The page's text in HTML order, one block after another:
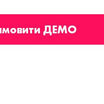
ДЕМО